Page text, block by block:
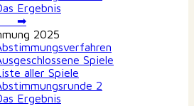
Ergebnis
➡
2025
Spiele
aller Spiele
2
Ergebnis